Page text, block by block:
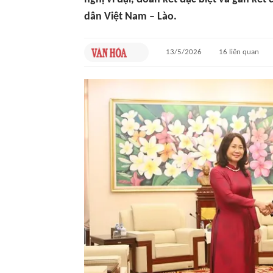
dân Việt Nam – Lào.
13/5/2026 16 liên quan